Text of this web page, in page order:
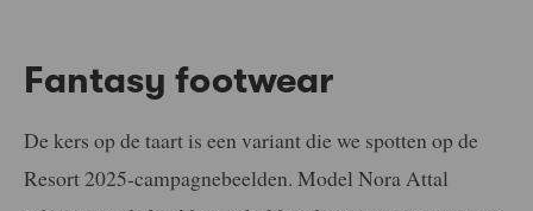
Fantasy footwear
De kers op de taart is een variant die we spotten op de
Resort 2025-campagnebeelden. Model Nora Attal